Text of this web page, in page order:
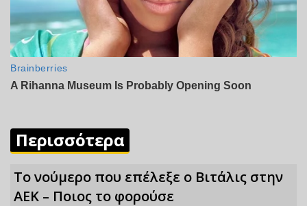
Περισσότερα
Το νούμερο που επέλεξε ο Βιτάλις στην
ΑΕΚ – Ποιος το φορούσε